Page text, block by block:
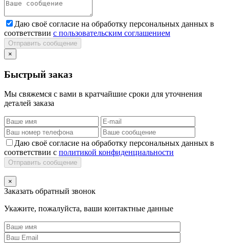
Даю своё согласие на обработку персональных данных в
соответствии с пользовательским соглашением
Отправить сообщение
×
Быстрый заказ
Мы свяжемся с вами в кратчайшие сроки для уточнения
деталей заказа
Даю своё согласие на обработку персональных данных в
соответствии с политикой конфиденциальности
Отправить сообщение
×
Заказать обратный звонок
Укажите, пожалуйста, ваши контактные данные